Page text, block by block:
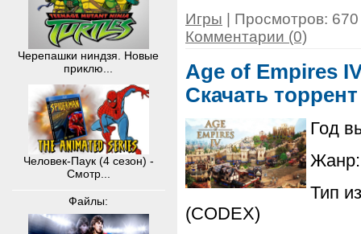
Черепашки ниндзя. Новые
приклю...
Человек-Паук (4 сезон) -
Смотр...
Файлы:
Игры | Просмотров:
Комментарии (0)
Age of Empires
Скачать торрент
Год
Жанр:
Тип
(CODEX)